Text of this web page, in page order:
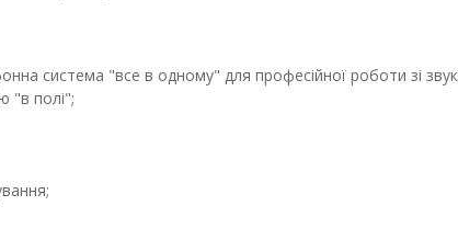
система "все в одному" для професійної роботи зі
"в полі";